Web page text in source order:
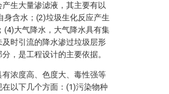
生大量渗滤液，其主要有以
身含水；(2)垃圾生化反应产生
(4)大气降水，大气降水具有集
时引流的降水渗过垃圾层形
，是工程设计的主要依据。
浓度高、色度大、毒性强等
以下几个方面：(1)污染物种